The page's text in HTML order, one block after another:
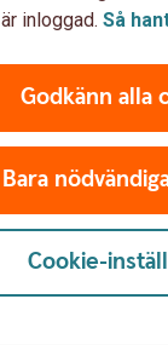
inloggad. Så
Godkänn alla
Bara
Cookie-